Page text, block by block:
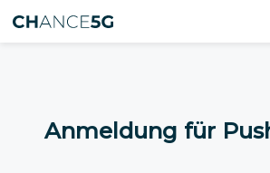
Anmeldung für